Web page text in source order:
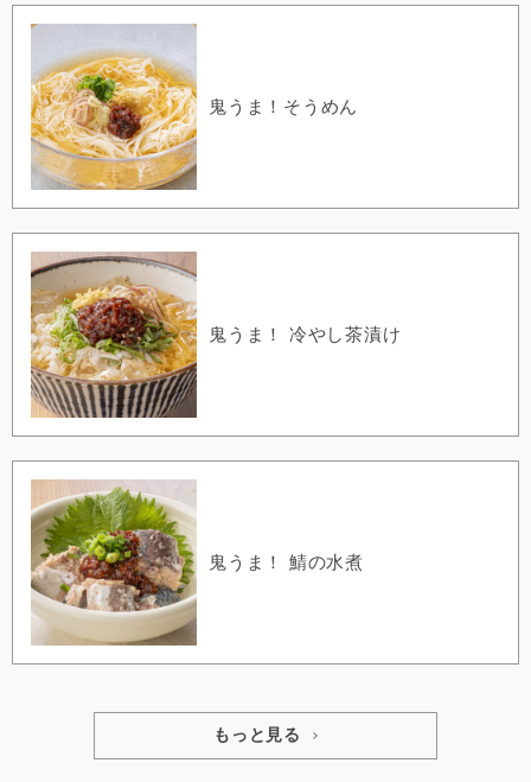
鬼うま！そうめん
鬼うま！ 冷やし茶漬け
鬼うま！ 鯖の水煮
もっと見る